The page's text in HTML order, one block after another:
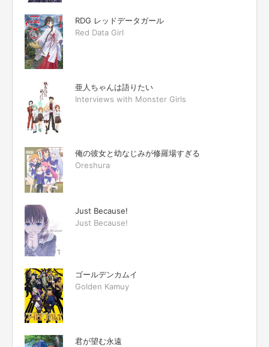
RDG レッドデータガール
Red Data Girl
亜人ちゃんは語りたい
Interviews with Monster Girls
俺の彼女と幼なじみが修羅場すぎる
Oreshura
Just Because!
Just Because!
ゴールデンカムイ
Golden Kamuy
君が望む永遠